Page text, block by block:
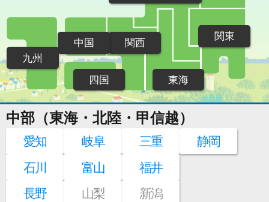
関東
東海
関西
中国
四国
九州
中部（東海・北陸・甲信越）
愛知 岐阜 三重
静岡
石川
富山
福井
長野
山梨 新潟